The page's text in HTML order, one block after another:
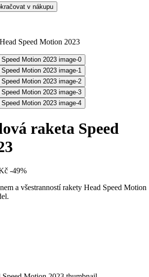
v nákupu
Speed Motion 2023
raketa Speed
-49%
a všestranností rakety Head Speed Motion